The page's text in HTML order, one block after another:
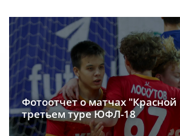
Фотоотчет о матчах
третьем туре ЮФЛ-18